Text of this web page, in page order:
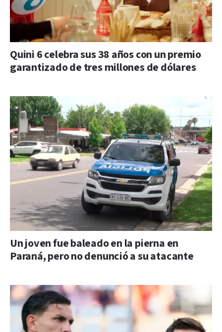
Quini 6 celebra sus 38 años con un premio
garantizado de tres millones de dólares
Un joven fue baleado en la pierna en
Paraná, pero no denunció a su atacante